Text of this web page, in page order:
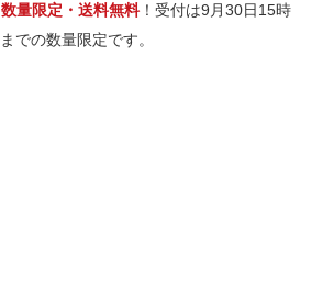
数量限定・送料無料！受付は9月30日15時
までの数量限定です。